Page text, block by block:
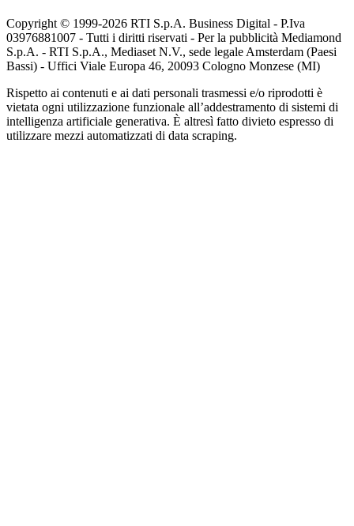
Copyright © 1999-2026 RTI S.p.A. Business Digital - P.Iva
03976881007 - Tutti i diritti riservati - Per la pubblicità Mediamond
S.p.A. - RTI S.p.A., Mediaset N.V., sede legale Amsterdam (Paesi
Bassi) - Uffici Viale Europa 46, 20093 Cologno Monzese (MI)
Rispetto ai contenuti e ai dati personali trasmessi e/o riprodotti è
vietata ogni utilizzazione funzionale all’addestramento di sistemi di
intelligenza artificiale generativa. È altresì fatto divieto espresso di
utilizzare mezzi automatizzati di data scraping.